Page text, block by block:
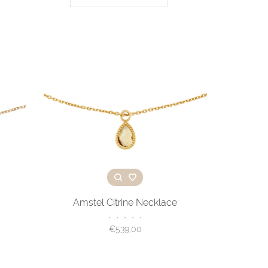
Amstel Citrine Necklace
• • • • •
€539,00